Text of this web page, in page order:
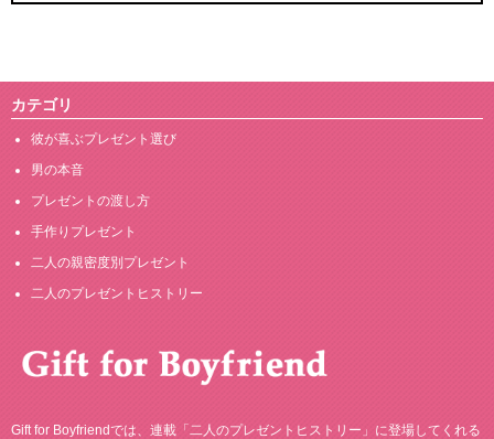
カテゴリ
彼が喜ぶプレゼント選び
男の本音
プレゼントの渡し方
手作りプレゼント
二人の親密度別プレゼント
二人のプレゼントヒストリー
Gift for Boyfriendでは、連載「二人のプレゼントヒストリー」に登場してくれる